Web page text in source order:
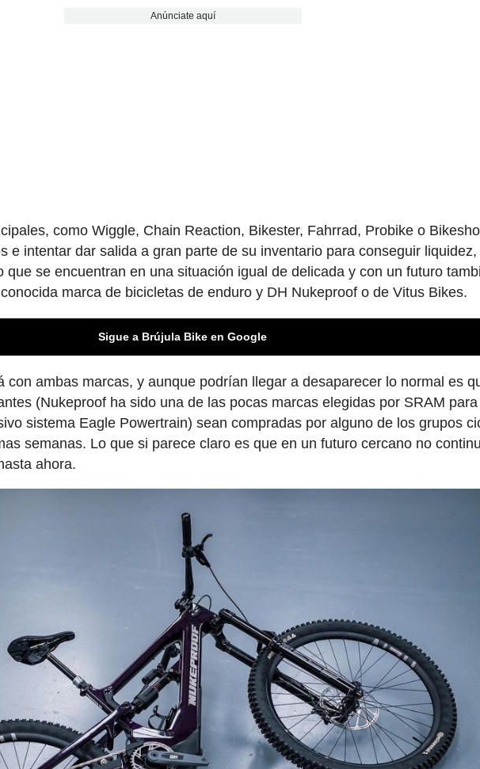
Anúnciate aquí
como Wiggle, Chain Reaction, Bikester, Fahrrad, Probike o
e intentar dar salida a gran parte de su inventario para conseguir
que se encuentran en una situación igual de delicada y con un futuro
marca de bicicletas de enduro y DH Nukeproof o de Vitus Bikes.
Sigue a Brújula Bike en Google
con ambas marcas, y aunque podrían llegar a desaparecer lo normal es
(Nukeproof ha sido una de las pocas marcas elegidas por SRAM para
sistema Eagle Powertrain) sean compradas por alguno de los grupos
semanas. Lo que si parece claro es que en un futuro cercano no
ahora.